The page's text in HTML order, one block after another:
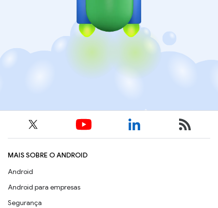
MAIS SOBRE O ANDROID
Android
Android para empresas
Segurança